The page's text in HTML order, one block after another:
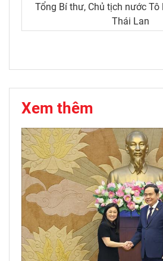
Tổng Bí thư, Chủ tịch nước Tô
Thái Lan
Xem thêm